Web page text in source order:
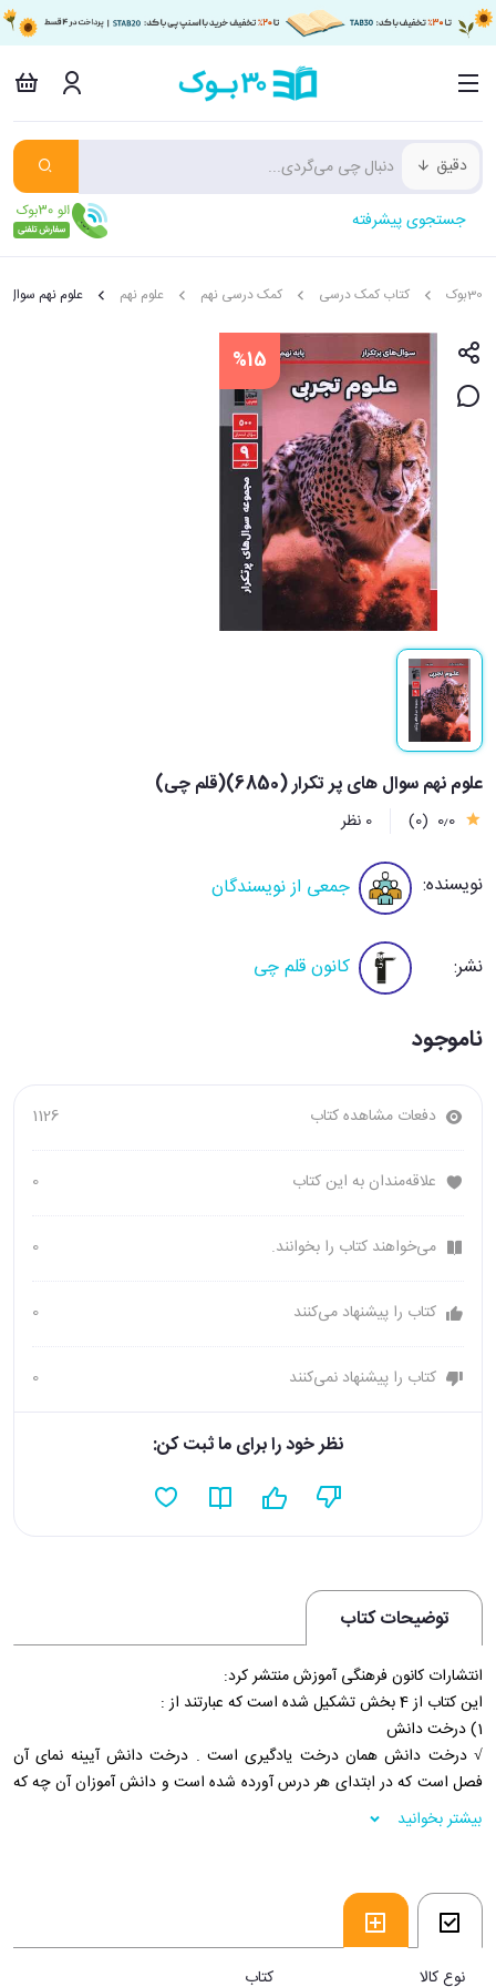
دقیق
جستجوی پیشرفته
30بوک کتاب کمک درسی کمک درسی نهم علوم نهم علوم نهم سوال
%15
علوم نهم سوال های پر تکرار (6850)(قلم چی)
0٫0 (0) 0 نظر
نویسنده: جمعی از نویسندگان
نشر: کانون قلم چی
ناموجود
دفعات مشاهده کتاب 1126
علاقه‌مندان به این کتاب 0
می‌خواهند کتاب را بخوانند. 0
کتاب را پیشنهاد می‌کنند 0
کتاب را پیشنهاد نمی‌کنند 0
نظر خود را برای ما ثبت کن:
توضیحات کتاب
انتشارات کانون فرهنگی آموزش منتشر کرد:
این کتاب از 4 بخش تشکیل شده است که عبارتند از :
1) درخت دانش
√ درخت دانش همان درخت یادگیری است . درخت دانش آیینه نمای آن
فصل است که در ابتدای هر درس آورده شده است و دانش آموزان آن چه که
در هر درس باید بیاموزند در یک نگاه می بینند.
2) نکات آموزشی
تمام سوالات هر درس پاسخ دهد.
√ بر مبنای درخت دانش و بر ترتیب مطالب کتاب درسی آورده شده است.
√ ترتیب ارائه نکات به شکلی است که هر مطلب، مطلب بعدی را آموزش می
دهد.
بیشتر بخوانید
نوع کالا کتاب